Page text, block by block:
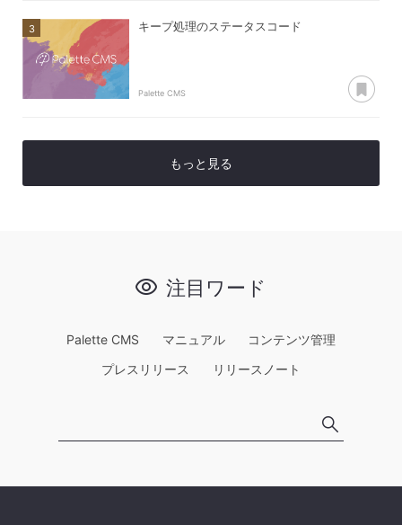
キープ処理のステータスコード
Palette CMS
もっと見る
注目ワード
Palette CMS マニュアル
コンテンツ管理
プレスリリース
リリースノート